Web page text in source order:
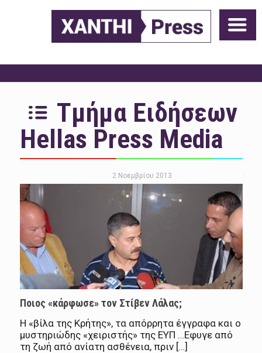
Τμήμα Ειδήσεων
Hellas Press Media
2 Νοεμβρίου 2013
Ποιος «κάρφωσε» τον Στίβεν Λάλας;
H «βίλα της Κρήτης», τα απόρρητα έγγραφα και ο
μυστηριώδης «χειριστής» της ΕΥΠ …Εφυγε από
τη ζωή από ανίατη ασθένεια, πριν […]